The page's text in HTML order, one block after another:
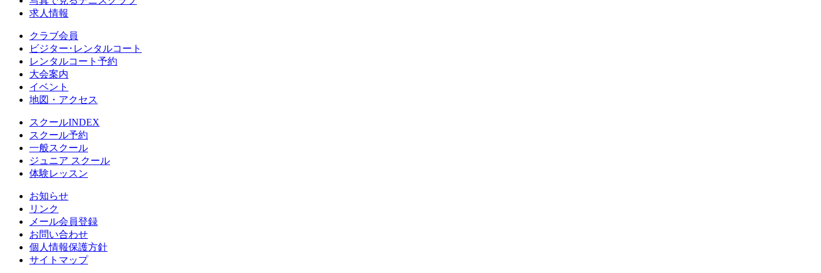
求人情報
クラブ会員
ビジター･レンタルコート
レンタルコート予約
大会案内
イベント
地図・アクセス
スクールINDEX
スクール予約
一般スクール
ジュニア スクール
体験レッスン
お知らせ
リンク
メール会員登録
お問い合わせ
個人情報保護方針
サイトマップ